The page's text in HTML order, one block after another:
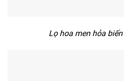
Lọ hoa men hỏa